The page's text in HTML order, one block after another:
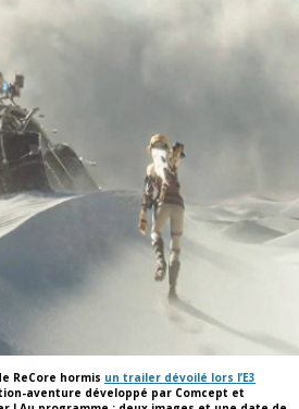
ReCore hormis un trailer dévoilé lors l’E3
aventure développé par Comcept et